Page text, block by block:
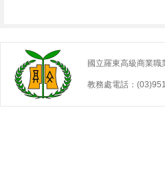
國立羅東高級商業職
教務處電話：